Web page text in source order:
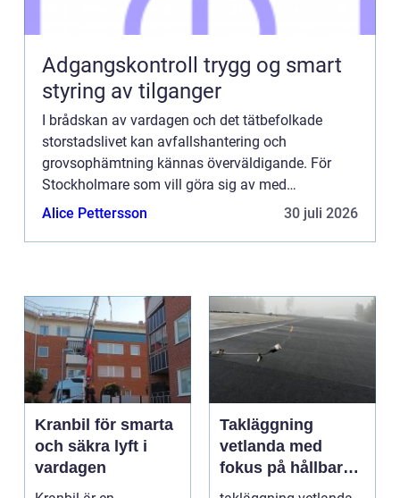
Adgangskontroll trygg og smart
styring av tilganger
I brådskan av vardagen och det tätbefolkade
storstadslivet kan avfallshantering och
grovsophämtning kännas överväldigande. För
Stockholmare som vill göra sig av med
skrymmande avfall utan krångel erbjuds...
Alice Pettersson 30 juli 2026
Kranbil för smarta
och säkra lyft i
vardagen
Takläggning
vetlanda med
fokus på hållbara
tak och trygga hus